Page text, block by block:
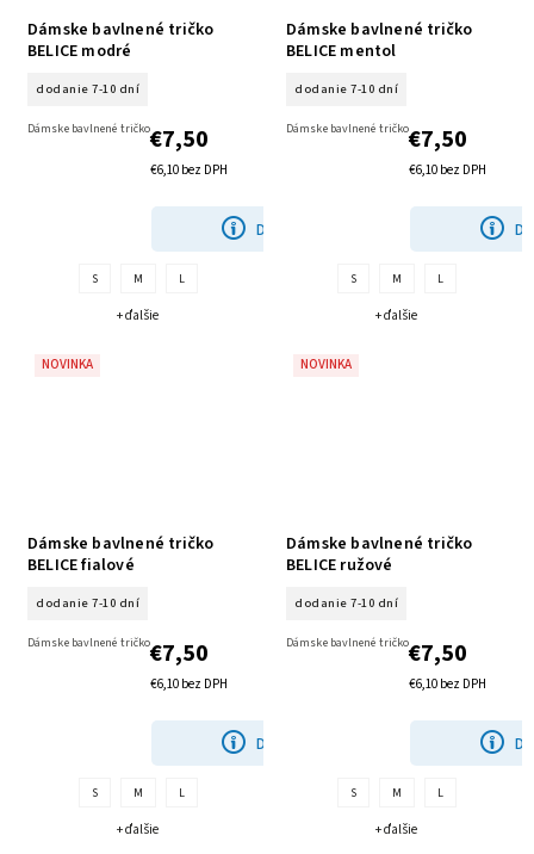
Dámske bavlnené tričko
BELICE modré
dodanie 7-10 dní
€6,10 bez DPH
€7,50
DETAIL
Dámske bavlnené tričko
S M L
+ ďalšie
Dámske bavlnené tričko
BELICE mentol
dodanie 7-10 dní
€6,10 bez DPH
€7,50
Dámske bavlnené tričko
S M L
+ ďalšie
NOVINKA
Dámske bavlnené tričko
BELICE fialové
dodanie 7-10 dní
€6,10 bez DPH
€7,50
DETAIL
Dámske bavlnené tričko
S M L
+ ďalšie
NOVINKA
Dámske bavlnené tričko
BELICE ružové
dodanie 7-10 dní
€6,10 bez DPH
€7,50
Dámske bavlnené tričko
S M L
+ ďalšie